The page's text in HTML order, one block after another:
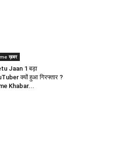
ख़बर
Jaan 1 बड़ा
क्यों हुआ गिरफ्तार ?
Khabar...